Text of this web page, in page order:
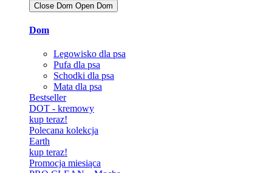
Close Dom Open Dom
Dom
Legowisko dla psa
Pufa dla psa
Schodki dla psa
Mata dla psa
Bestseller
DOT - kremowy
kup teraz!
Polecana kolekcja
Earth
kup teraz!
Promocja miesiąca